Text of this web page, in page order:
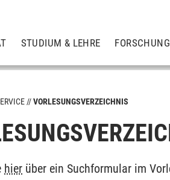
STUDIUM & LEHRE FORSCHUNG
VORLESUNGSVERZEICHNIS
hier über ein Suchformular im